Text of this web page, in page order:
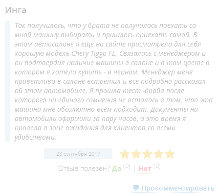
Инга
Так получилось, что у брата не получилось поехать со
мной машину выбирать и пришлось приехать самой. В
этом автосалоне я еще на сайте присмотрела для себя
хорошую модель Chery Tiggo FL. Связалась с менеджером и
он подтвердил наличие машины в салоне и в том цвете в
котором я хотела купить - в черном. Менеджер меня
приветливо в салоне встретил и все подробно рассказал
об этом автомобиле. Я прошла тест -драйв после
которого ни единого сомнения не осталось в том, что эта
машина мне абсолютно всем подходит. Документы на
автомобиль оформили за пару часов, а это время я
провела в зоне ожидания для клиентов со всеми
удобствами.
28 сентября 2017
Отзыв полезен? Да (0) | Нет (0)
💬 Прокомментировать